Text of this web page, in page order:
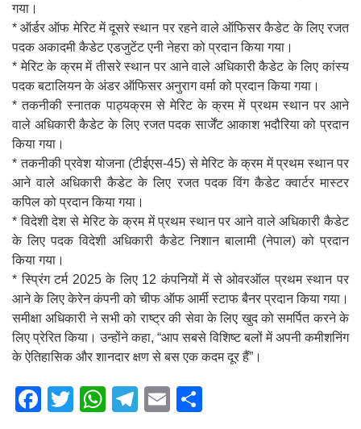
गया।
* ऑर्डर ऑफ मेरिट में दूसरे स्थान पर रहने वाले ऑफिसर कैडेट के लिए रजत
पदक अकादमी कैडेट एडजुटेंट एनी नेहरा को प्रदान किया गया।
* मेरिट के क्रम में तीसरे स्थान पर आने वाले अधिकारी कैडेट के लिए कांस्य
पदक बटालियन के अंडर ऑफिसर अनुराग वर्मा को प्रदान किया गया।
* तकनीकी स्नातक पाठ्यक्रम से मेरिट के क्रम में प्रथम स्थान पर आने
वाले अधिकारी कैडेट के लिए रजत पदक सार्जेंट आकाश भदौरिया को प्रदान
किया गया।
* तकनीकी प्रवेश योजना (टीईएस-45) से मेरिट के क्रम में प्रथम स्थान पर
आने वाले अधिकारी कैडेट के लिए रजत पदक विंग कैडेट क्वार्टर मास्टर
कपिल को प्रदान किया गया।
* विदेशी देश से मेरिट के क्रम में प्रथम स्थान पर आने वाले अधिकारी कैडेट
के लिए पदक विदेशी अधिकारी कैडेट निशान बालामी (नेपाल) को प्रदान
किया गया।
* स्प्रिंग टर्म 2025 के लिए 12 कंपनियों में से ओवरऑल प्रथम स्थान पर
आने के लिए केरेन कंपनी को चीफ ऑफ आर्मी स्टाफ बैनर प्रदान किया गया।
समीक्षा अधिकारी ने सभी को राष्ट्र की सेवा के लिए खुद को समर्पित करने के
लिए प्रेरित किया। उन्होंने कहा, “आप सबसे विशिष्ट बलों में अपनी कमीशनिंग
के ऐतिहासिक और शानदार क्षण से बस एक कदम दूर हैं”।
F
T
W
T
E